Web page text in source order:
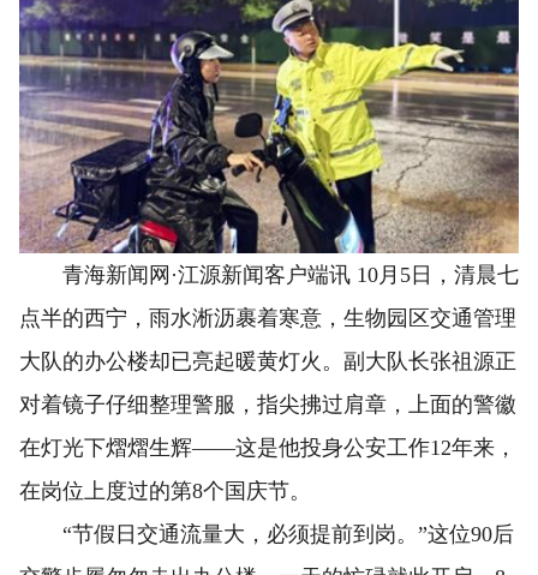
青海新闻网·江源新闻客户端讯 10月5日，清晨七
点半的西宁，雨水淅沥裹着寒意，生物园区交通管理
大队的办公楼却已亮起暖黄灯火。副大队长张祖源正
对着镜子仔细整理警服，指尖拂过肩章，上面的警徽
在灯光下熠熠生辉——这是他投身公安工作12年来，
在岗位上度过的第8个国庆节。
“节假日交通流量大，必须提前到岗。”这位90后